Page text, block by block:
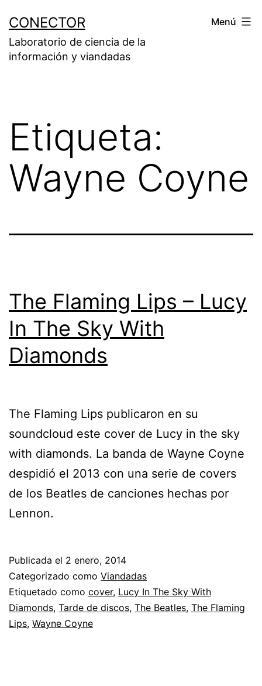
contenido
CONECTOR
Laboratorio de ciencia de la
información y viandadas
Menú
Etiqueta:
Wayne Coyne
The Flaming Lips – Lucy
In The Sky With
Diamonds
The Flaming Lips publicaron en su
soundcloud este cover de Lucy in the sky
with diamonds. La banda de Wayne Coyne
despidió el 2013 con una serie de covers
de los Beatles de canciones hechas por
Lennon.
Publicada el 2 enero, 2014
Categorizado como Viandadas
Etiquetado como cover, Lucy In The Sky With
Diamonds, Tarde de discos, The Beatles, The Flaming
Lips, Wayne Coyne